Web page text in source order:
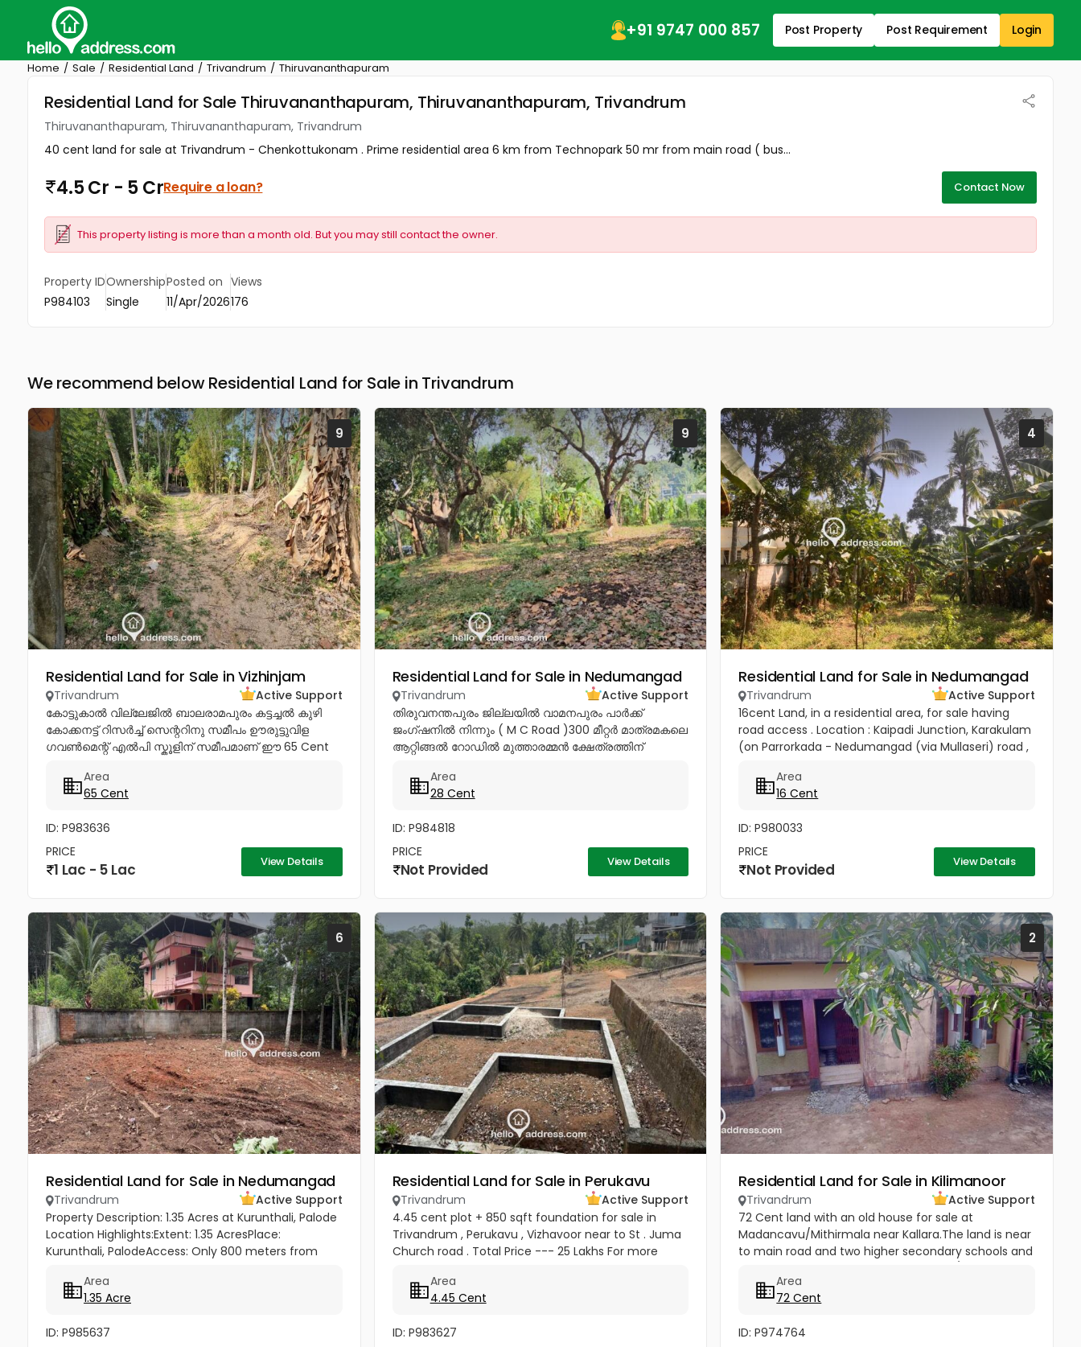
+91 9747 000 857 Post Property Post Requirement Login
Home Sale Residential Land Trivandrum Thiruvananthapuram
Residential Land for Sale Thiruvananthapuram, Thiruvananthapuram, Trivandrum
Thiruvananthapuram, Thiruvananthapuram, Trivandrum
40 cent land for sale at Trivandrum - Chenkottukonam . Prime residential area 6 km from Technopark 50 mr from main road ( bus...
4.5 Cr - 5 CrRequire a loan? Contact Now
This property listing is more than a month old. But you may still contact the owner.
Property ID
P984103
Ownership
Single
Posted on
11/Apr/2026
Views
176
We recommend below Residential Land for Sale in Trivandrum
9
Residential Land for Sale in Vizhinjam
Trivandrum
Active Support
കോട്ടുകാൽ വില്ലേജിൽ ബാലരാമപുരം കട്ടച്ചൽ കുഴി
കോക്കനട്ട് റിസർച്ച് സെന്ററിനു സമീപം ഊരുട്ടുവിള
ഗവൺമെന്റ് എൽപി സ്കൂളിന് സമീപമാണ് ഈ 65 Cent
കിലോമീറ്റർ കന്യാകുമാരി...
Area
65 Cent
ID: P983636
PRICE
1 Lac - 5 Lac View Details
9
Residential Land for Sale in Nedumangad
Trivandrum
Active Support
തിരുവനന്തപുരം ജില്ലയിൽ വാമനപുരം പാർക്ക്
ജംഗ്ഷനിൽ നിന്നും ( M C Road )300 മീറ്റർ മാത്രമകലെ
ആറ്റിങ്ങൽ റോഡിൽ മുത്താരമ്മൻ ക്ഷേത്രത്തിന്
വയ്ക്കുന്നതിനും ഉത്തമം നാലര ലക്ഷം...
Area
28 Cent
ID: P984818
PRICE
Not Provided View Details
4
Residential Land for Sale in Nedumangad
Trivandrum
Active Support
16cent Land, in a residential area, for sale having
road access . Location : Kaipadi Junction, Karakulam
(on Parrorkada - Nedumangad (via Mullaseri) road ,
Nedumangad.). Contact P C...
Area
16 Cent
ID: P980033
PRICE
Not Provided View Details
6
Residential Land for Sale in Nedumangad
Trivandrum
Active Support
Property Description: 1.35 Acres at Kurunthali, Palode
Location Highlights:Extent: 1.35 AcresPlace:
Kurunthali, PalodeAccess: Only 800 meters from
access to the plot...
Area
1.35 Acre
ID: P985637
Residential Land for Sale in Perukavu
Trivandrum
Active Support
4.45 cent plot + 850 sqft foundation for sale in
Trivandrum , Perukavu , Vizhavoor near to St . Juma
Church road . Total Price --- 25 Lakhs For more
Area
4.45 Cent
ID: P983627
2
Residential Land for Sale in Kilimanoor
Trivandrum
Active Support
72 Cent land with an old house for sale at
Madancavu/Mithirmala near Kallara.The land is near
to main road and two higher secondary schools and
Area
72 Cent
ID: P974764